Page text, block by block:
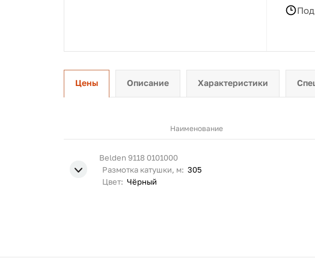
Цены Описание Характеристики
Наименование
Belden 9118 0101000
Размотка катушки, м: 305
Цвет: Чёрный